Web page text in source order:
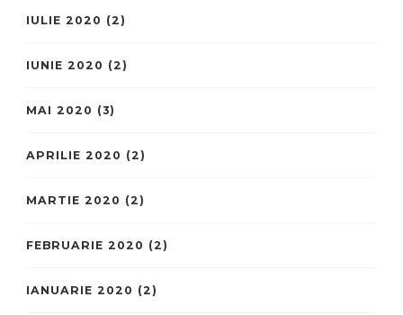
IULIE 2020 (2)
IUNIE 2020 (2)
MAI 2020 (3)
APRILIE 2020 (2)
MARTIE 2020 (2)
FEBRUARIE 2020 (2)
IANUARIE 2020 (2)